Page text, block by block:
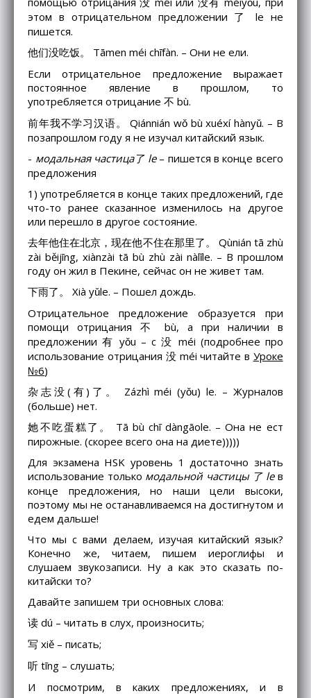
этом в отрицательном предложении 了 le не
пишется.
他们没吃饭。 Tāmen méi chīfàn. – Они не ели.
Если отрицательное предложение выражает
постоянное явление в прошлом, то
употребляется отрицание 不 bù.
前年我不学习汉语。 Qiánnián wǒ bù xuéxí hànyǔ. – В
позапрошлом году я не изучал китайский язык.
- модальная частица了 le– пишется в конце всего
предложения
1) употребляется в конце таких предложений, где
что-то ранее сказанное изменилось на другое
или перешло в другое состояние.
去年他住在北京，现在他不住在那里了。 Qùnián tā zhù
zài běijīng, xiànzài tā bù zhù zài nàlǐle. – В прошлом
году он жил в Пекине, сейчас он не живет там.
下雨了。 Xià yǔle. – Пошел дождь.
Отрицательное предложение образуется при
помощи отрицания 不 bù, а при наличии в
предложении 有 yǒu – с 没 méi (подробнее про
использование отрицания 没 méi читайте в Уроке
№6)
杂志没(有)了。 Zázhì méi (yǒu) le. – Журналов
(больше) нет.
她不吃蛋糕了。 Tā bù chī dàngāole. – Она не ест
пирожные. (скорее всего она на диете)))))
Для экзамена HSK уровень 1 достаточно знать
использование только модальной частицы 了 le в
конце предложения, но наши цели высоки,
поэтому мы не останавливаемся на достигнутом и
едем дальше!
Что мы с вами делаем, изучая китайский язык?
Конечно же, читаем, пишем иероглифы и
слушаем звукозаписи. Ну а как это сказать по-
китайски то?
Давайте запишем три основных слова:
读 dú – читать в слух, произносить;
写 xiě – писать;
听 tīng – слушать;
И посмотрим, в каких предложениях, и в